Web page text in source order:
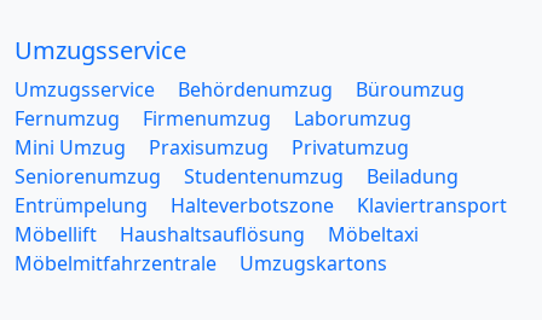
Umzugsservice
Umzugsservice Behördenumzug
Büroumzug
Fernumzug
Firmenumzug
Laborumzug
Mini Umzug
Praxisumzug
Privatumzug
Seniorenumzug
Studentenumzug
Beiladung
Entrümpelung
Halteverbotszone
Klaviertransport
Möbellift
Haushaltsauflösung
Möbeltaxi
Möbelmitfahrzentrale
Umzugskartons